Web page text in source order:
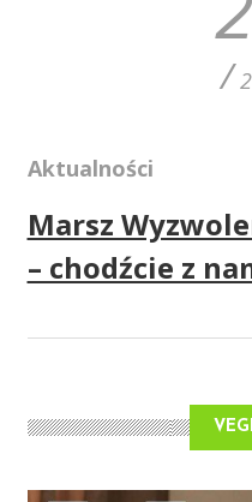
/
Aktualności
Marsz
– chodźcie z